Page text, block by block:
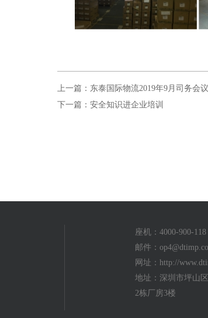
上一篇：东泰国际物流2019年9月司务会议
下一篇：安全知识进企业培训
座机：4000-900-118
邮件：
网址：http://
地址：深圳市坪山
2栋厂房3楼